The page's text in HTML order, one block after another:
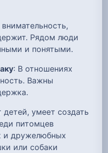
Рядом люди
и понятыми.
: В отношениях
Важны
детей, умеет создать
питомцев
и дружелюбных
или собаки